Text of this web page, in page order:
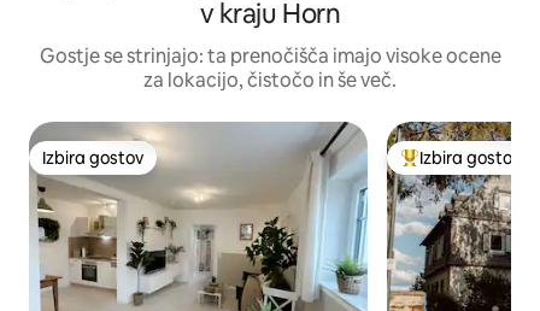
v kraju Horn
Gostje se strinjajo: ta prenočišča imajo visoke ocene
za lokacijo, čistočo in še več.
Izbira gostov
Izbira gostov Najbolj
Izbira gostov